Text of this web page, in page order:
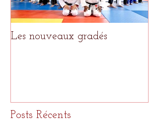
Les nouveaux gradés
Posts Récents